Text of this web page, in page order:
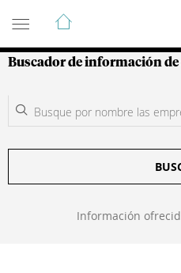
Guía de Empresas
Buscador de información de
Información